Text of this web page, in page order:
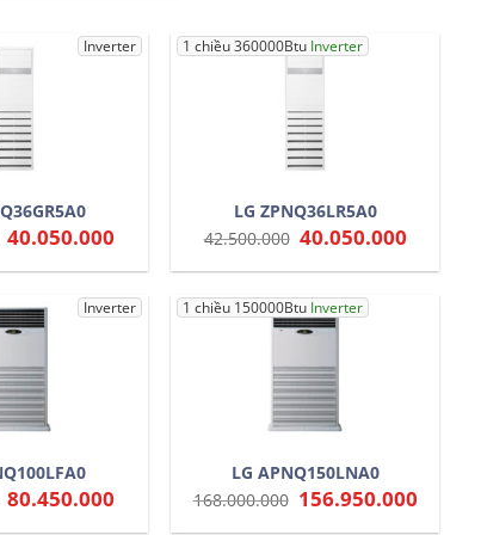
Inverter
Giá
gốc
là:
40.050.000
tại
40.050.000.
1 chiều 360000Btu Inverter
LG ZPNQ36LR5A0
42.500.000 Giá
gốc
là:
40.050.000
tại
Inverter
Giá
gốc
là:
80.450.000
tại
1 chiều 150000Btu Inverter
LG APNQ150LNA0
168.000.000 Giá
gốc
là:
156.950.000
tại